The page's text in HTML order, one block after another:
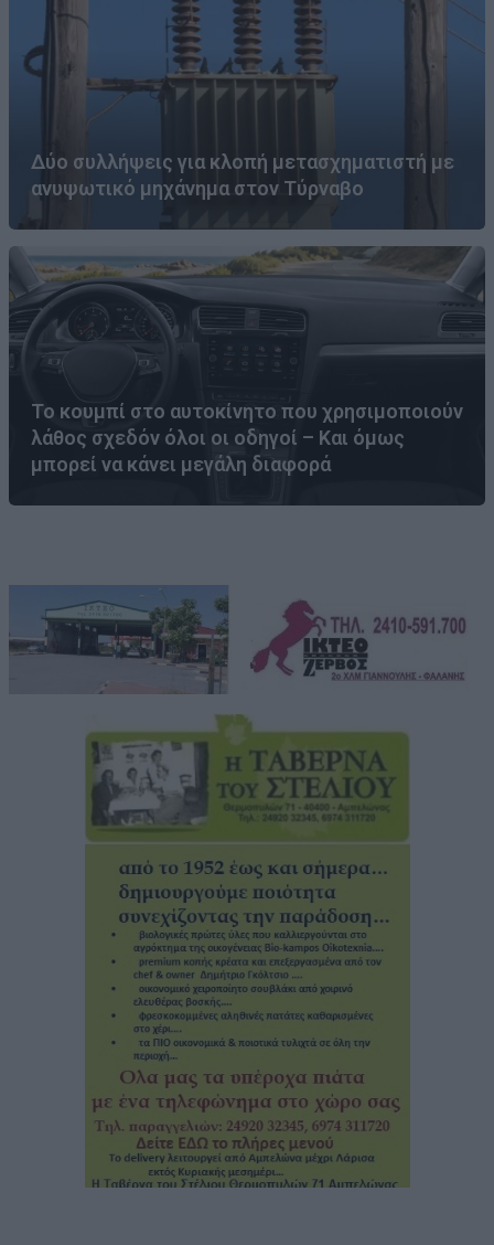
Δύο συλλήψεις για κλοπή μετασχηματιστή με
ανυψωτικό μηχάνημα στον Τύρναβο
Το κουμπί στο αυτοκίνητο που χρησιμοποιούν
λάθος σχεδόν όλοι οι οδηγοί – Και όμως
μπορεί να κάνει μεγάλη διαφορά